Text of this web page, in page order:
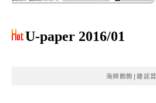
U-paper 2016/01
海綿飽飽|雜誌賞